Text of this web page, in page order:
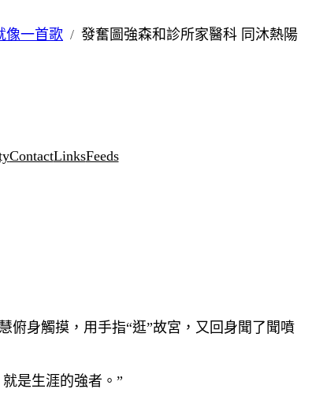
像一首歌 發奮圖強森和診所家醫科 同沐熱陽
ContactLinksFeeds
俯身觸摸，用手指“逛”故宮，又回身聞了聞噴
是生涯的強者。”